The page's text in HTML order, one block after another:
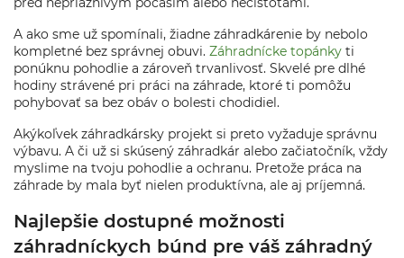
A ako sme už spomínali, žiadne záhradkárenie by nebolo
kompletné bez správnej obuvi. Záhradnícke topánky ti
ponúknu pohodlie a zároveň trvanlivosť. Skvelé pre dlhé
hodiny strávené pri práci na záhrade, ktoré ti pomôžu
pohybovať sa bez obáv o bolesti chodidiel.
Akýkoľvek záhradkársky projekt si preto vyžaduje správnu
výbavu. A či už si skúsený záhradkár alebo začiatočník, vždy
myslime na tvoju pohodlie a ochranu. Pretože práca na
záhrade by mala byť nielen produktívna, ale aj príjemná.
Najlepšie dostupné možnosti
záhradníckych búnd pre váš záhradný